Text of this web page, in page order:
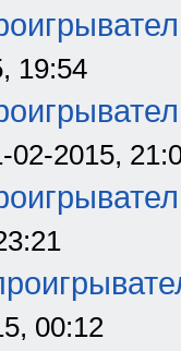
19:54
02-2015,
00:12